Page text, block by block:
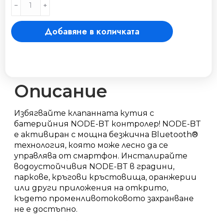
"NODE"
4
станции,
BLUETOOTH
количество
﹣ ﹢
Добавяне в количката
Описание
Избягвайте клапанната кутия с
батерийния NODE-BT контролер! NODE-BT
е активиран с мощна безжична Bluetooth®
технология, която може лесно да се
управлява от смартфон. Инсталирайте
водоустойчивия NODE-BT в градини,
паркове, кръгови кръстовища, оранжерии
или други приложения на открито,
където променливотоковото захранване
не е достъпно.